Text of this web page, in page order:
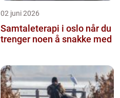
02 juni 2026
Samtaleterapi i oslo når du
trenger noen å snakke med